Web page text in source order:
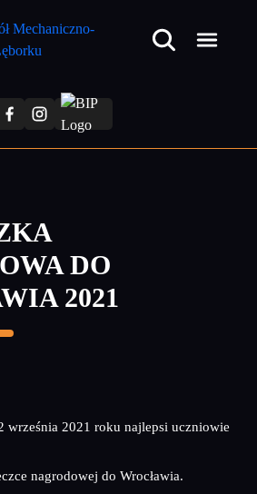
DO
2021
września 2021 roku najlepsi uczniowie
nagrodowej do Wrocławia.